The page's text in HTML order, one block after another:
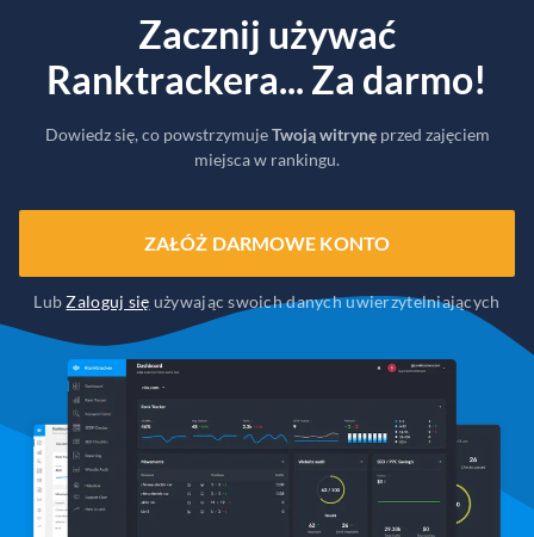
Zacznij używać
Ranktrackera... Za darmo!
Dowiedz się, co powstrzymujeTwoją witrynęprzed zajęciem
miejsca w rankingu.
ZAŁÓŻ DARMOWE KONTO
LubZaloguj się używając swoich danych uwierzytelniających